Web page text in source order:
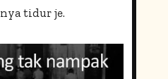
tidur je.